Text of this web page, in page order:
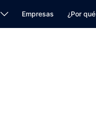
Empresas ¿Por